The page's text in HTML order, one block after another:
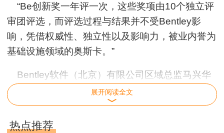
“Be创新奖一年评一次，这些奖项由10个独立评
审团评选，而评选过程与结果并不受Bentley影
响，凭借权威性、独立性以及影响力，被业内誉为
基础设施领域的奥斯卡。”
Bentley软件（北京）有限公司区域总监马兴华
介绍说，今年的Be创新奖设置了23个奖项，其中
包括17个Be创新奖和6个特别荣誉奖，中国几乎拿
到近一半的奖项，创历届新高。
展开阅读全文
热点推荐